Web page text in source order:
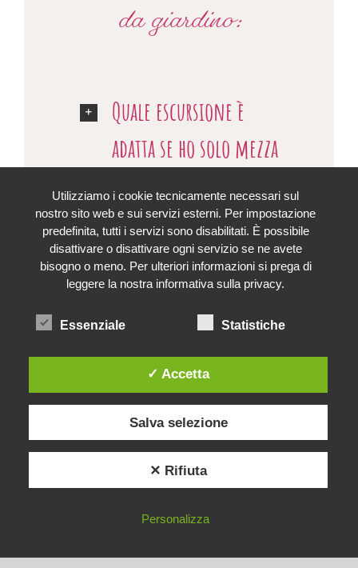
da giardino:
Quale escursione è
adatta se ho solo mezza
giornata a
disposizione?
Ho bisogno di un’auto
per le escursioni nella
Valle dello Stubai?
Dove posso trovare i
migliori consigli per
le escursioni?
Utilizziamo i cookie tecnicamente necessari sul
nostro sito web e sui servizi esterni. Per impostazione
predefinita, tutti i servizi sono disabilitati. È possibile
disattivare o disattivare ogni servizio se ne avete
bisogno o meno. Per ulteriori informazioni si prega di
leggere la nostra informativa sulla privacy.
Essenziale Statistiche
✓ Accetta
Salva selezione
✕ Rifiuta
Personalizza